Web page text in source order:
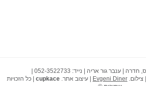
| ענבר גור אריה | נייד: 052-3522733 |
Evgeni Diner| עיצוב אתר.cupkace| כל הזכויות